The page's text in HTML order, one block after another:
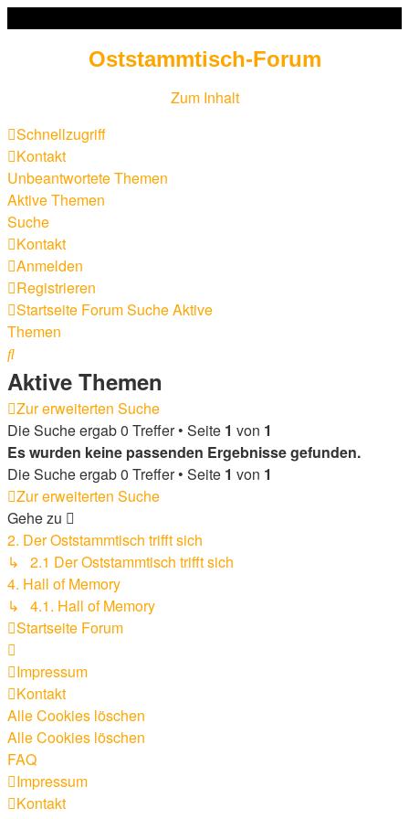
Oststammtisch-Forum
Zum Inhalt
Schnellzugriff
Kontakt
Unbeantwortete Themen
Aktive Themen
Suche
Kontakt
Anmelden
Registrieren
Startseite ForumSucheAktive
Themen
Suche
Aktive Themen
Zur erweiterten Suche
Die Suche ergab 0 Treffer • Seite 1 von 1
Es wurden keine passenden Ergebnisse gefunden.
Die Suche ergab 0 Treffer • Seite 1 von 1
Zur erweiterten Suche
Gehe zu
2. Der Oststammtisch trifft sich
↳ 2.1 Der Oststammtisch trifft sich
4. Hall of Memory
↳ 4.1. Hall of Memory
Startseite Forum
Impressum
Kontakt
Alle Cookies löschen
Alle Cookies löschen
FAQ
Impressum
Kontakt